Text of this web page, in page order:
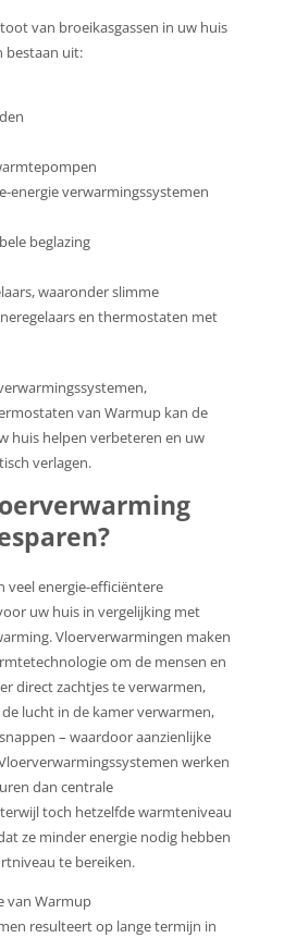
van broeikasgassen in uw huis
bestaan uit:
energie verwarmingssystemen
beglazing
waaronder slimme
en thermostaten met
van Warmup kan de
huis helpen verbeteren en uw
verlagen.
veel energie-efficiëntere
uw huis in vergelijking met
Vloerverwarmingen maken
om de mensen en
direct zachtjes te verwarmen,
lucht in de kamer verwarmen,
– waardoor aanzienlijke
werken
dan centrale
toch hetzelfde warmteniveau
ze minder energie nodig hebben
te bereiken.
van Warmup
resulteert op lange termijn in